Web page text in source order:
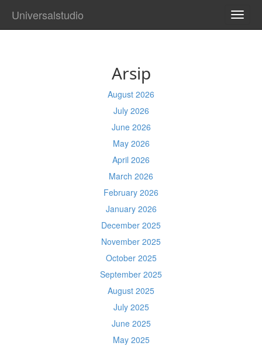
Universalstudio
Arsip
August 2026
July 2026
June 2026
May 2026
April 2026
March 2026
February 2026
January 2026
December 2025
November 2025
October 2025
September 2025
August 2025
July 2025
June 2025
May 2025